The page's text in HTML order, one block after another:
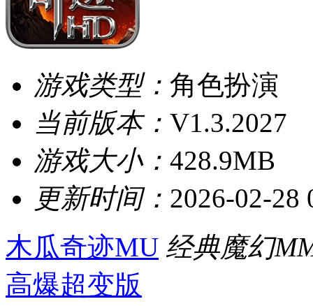
游戏类型： 角色扮演
当前版本： V1.3.2027
游戏大小： 428.9MB
更新时间： 2026-02-28
木瓜奇迹MU 经典魔幻
高爆超变版